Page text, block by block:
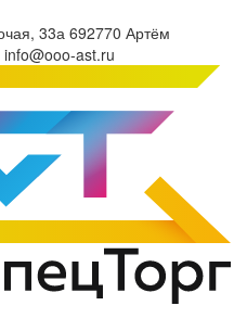
33а 692770 Артём
info@ooo-ast.ru